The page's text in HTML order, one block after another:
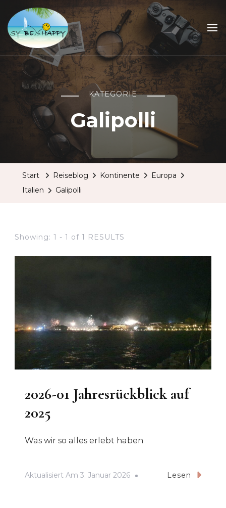
Sailing Be Happy
ein Traum wird wahr
KATEGORIE
Galipolli
Start Reiseblog Kontinente
Europa
Italien
Galipolli
Showing: 1 - 1 of 1 RESULTS
2026-01 Jahresrückblick auf
2025
Was wir so alles erlebt haben
Aktualisiert Am 3. Januar 2026 Lesen